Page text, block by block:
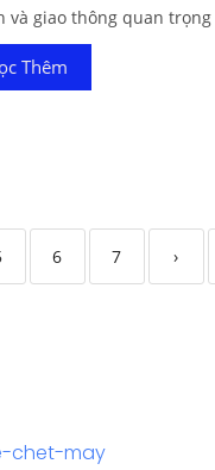
và giao thông quan
Thêm
6 7 ›
chet-may